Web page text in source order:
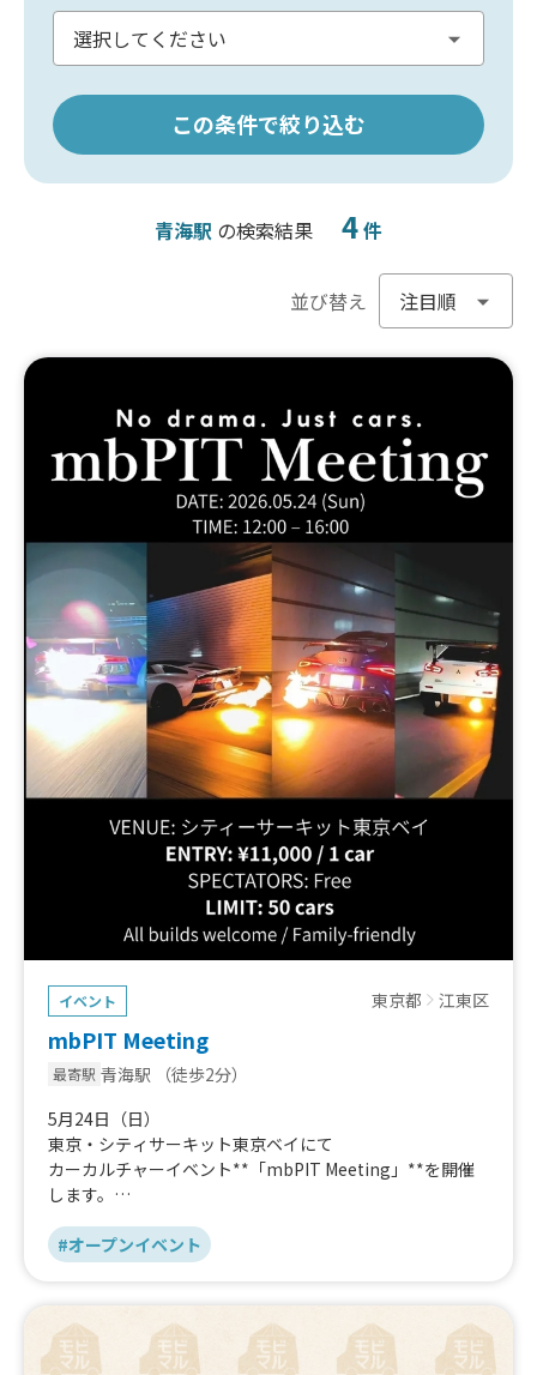
この条件で絞り込む
青海駅 の検索結果 4件
並び替え
イベント 東京都 江東区
mbPIT Meeting
最寄駅 青海駅
（徒歩2分）
5月24日（日）
東京・シティサーキット東京ベイにて
カーカルチャーイベント**「mbPIT Meeting」**を開催
します。
ではなく、“クルマ・音・空間”を体験する新しいミーティ
ング。
#オープンイベント